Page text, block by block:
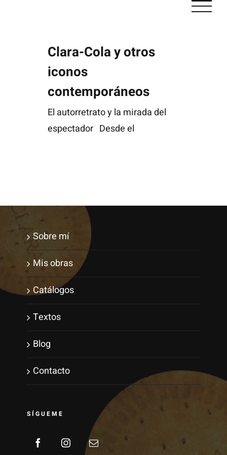
Clara-Cola y otros
iconos
contemporáneos
El autorretrato y la mirada del
espectador Desde el
Sobre mí
Mis obras
Catálogos
Textos
Blog
Contacto
SÍGUEME